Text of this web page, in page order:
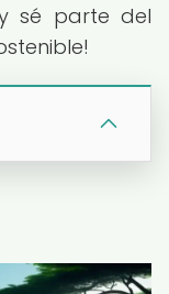
sé parte del